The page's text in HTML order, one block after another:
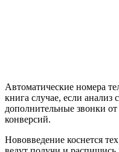
Автоматические номера
книга случае, если анализ
дополнительные звонки
конверсий.
Нововведение коснется